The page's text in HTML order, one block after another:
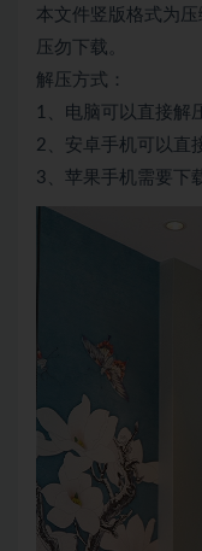
本文件竖版格式为
压勿下载。
解压方式：
1、电脑可以直接解
2、安卓手机可以直
3、苹果手机需要下